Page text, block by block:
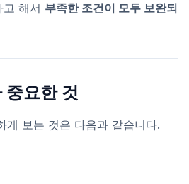
해서 부족한 조건이 모두 보완되
중요한 것
게 보는 것은 다음과 같습니다.